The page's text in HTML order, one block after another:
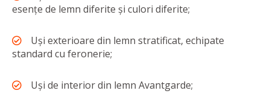
esențe de lemn diferite și culori diferite;
Uși exterioare din lemn stratificat, echipate
standard cu feronerie;
Uși de interior din lemn Avantgarde;